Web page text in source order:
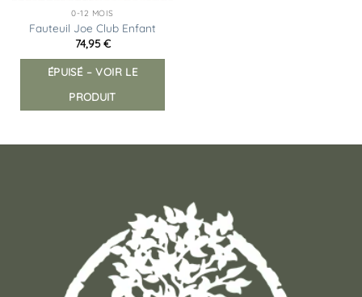
0-12 MOIS
Fauteuil Joe Club Enfant
74,95€
ÉPUISÉ – VOIR LE
PRODUIT